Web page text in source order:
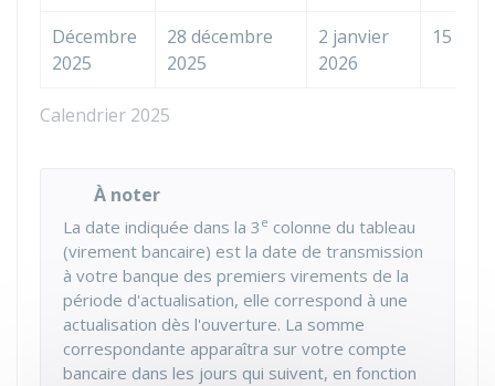
Calendrier 2025
Décembre
2025
28 décembre
2025
2 janvier
2026
15
À noter
La date indiquée dans la 3 e colonne du tableau
(virement bancaire) est la date de transmission
à votre banque des premiers virements de la
période d'actualisation, elle correspond à une
actualisation dès l'ouverture. La somme
correspondante apparaîtra sur votre compte
bancaire dans les jours qui suivent, en fonction